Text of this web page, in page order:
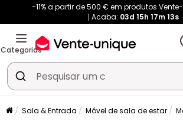
-11% a partir de 500 € em produtos
Acaba: 03d 15h 17m12s
Categorias
Sala & Entrada Móvel de sala de estar